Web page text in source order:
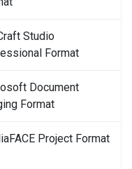
Studio
Format
Document
Format
Project Format